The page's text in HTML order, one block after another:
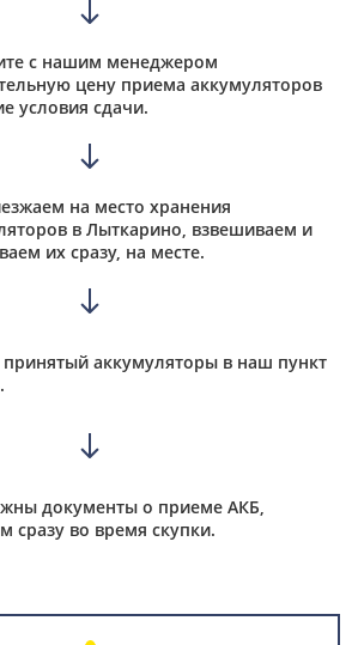
с нашим менеджером
цену приема аккумуляторов
условия сдачи.
на место хранения
в Лыткарино, взвешиваем и
их сразу, на месте.
аккумуляторы в наш пункт
документы о приеме АКБ,
сразу во время скупки.